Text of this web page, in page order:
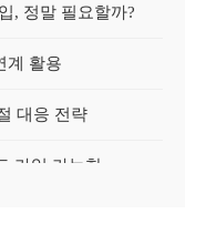
, 정말 필요할까?
계 활용
대응 전략